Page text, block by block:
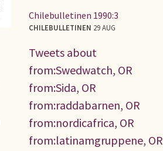
Chilebulletinen 1990:3
CHILEBULLETINEN 29 AUG
Tweets about
from:Swedwatch, OR
from:Sida, OR
from:raddabarnen, OR
from:nordicafrica, OR
from:latinamgruppene, OR